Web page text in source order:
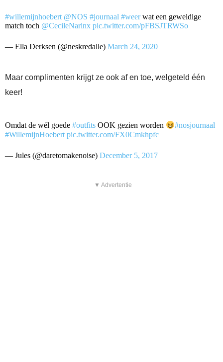
#willemijnhoebert @NOS #journaal #weerwat een geweldige
match toch @CecileNarinx pic.twitter.com/pFBSJTRWSo
— Ella Derksen (@neskredalle) March 24, 2020
Maar complimenten krijgt ze ook af en toe, welgeteld één
keer!
Omdat de wél goede #outfits OOK gezien worden
#nosjournaal
#WillemijnHoebert pic.twitter.com/FX0Cmkhpfc
— Jules (@daretomakenoise) December 5, 2017
▼ Advertentie